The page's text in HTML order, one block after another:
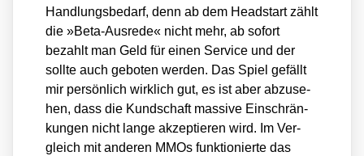
Hand­lungs­be­darf, denn ab dem Head­start zählt
die »Beta-Aus­re­de« nicht mehr, ab sofort
bezahlt man Geld für einen Ser­vice und der
soll­te auch gebo­ten wer­den. Das Spiel gefällt
mir per­sön­lich wirk­lich gut, es ist aber abzu­se­
hen, dass die Kund­schaft mas­si­ve Ein­schrän­
kun­gen nicht lan­ge akzep­tie­ren wird. Im Ver­
gleich mit ande­ren MMOs funk­tio­nier­te das